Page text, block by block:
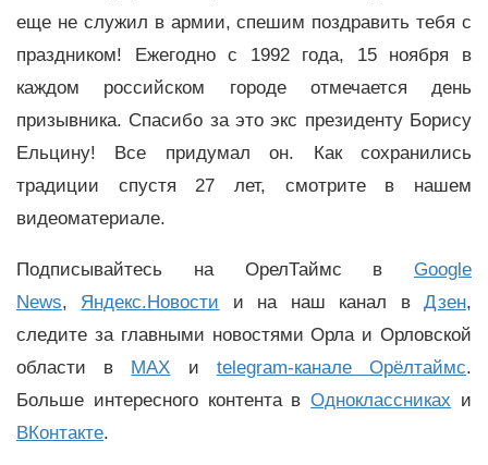
еще не служил в армии, спешим поздравить тебя с
праздником! Ежегодно с 1992 года, 15 ноября в
каждом российском городе отмечается день
призывника. Спасибо за это экс президенту Борису
Ельцину! Все придумал он. Как сохранились
традиции спустя 27 лет, смотрите в нашем
видеоматериале.
Подписывайтесь на ОрелТаймс в Google
News, Яндекс.Новости и на наш канал вДзен,
следите за главными новостями Орла и Орловской
области в MAX и telegram-канале Орёлтаймс.
Больше интересного контента вОдноклассниках и
ВКонтакте.